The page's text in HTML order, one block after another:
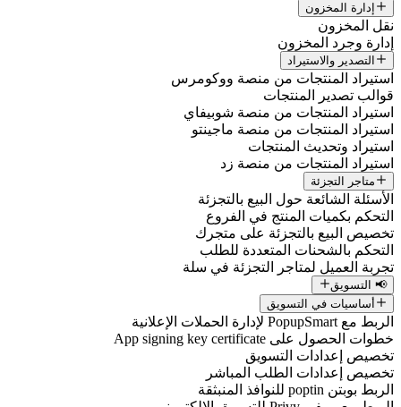
إدارة المخزون
نقل المخزون
إدارة وجرد المخزون
التصدير والاستيراد
استيراد المنتجات من منصة ووكومرس
قوالب تصدير المنتجات
استيراد المنتجات من منصة شوبيفاي
استيراد المنتجات من منصة ماجينتو
استيراد وتحديث المنتجات
استيراد المنتجات من منصة زد
متاجر التجزئة
الأسئلة الشائعة حول البيع بالتجزئة
التحكم بكميات المنتج في الفروع
تخصيص البيع بالتجزئة على متجرك
التحكم بالشحنات المتعددة للطلب
تجربة العميل لمتاجر التجزئة في سلة
📢 التسويق
أساسيات في التسويق
الربط مع PopupSmart لإدارة الحملات الإعلانية
خطوات الحصول على App signing key certificate
تخصيص إعدادات التسويق
تخصيص إعدادات الطلب المباشر
الربط بوبتن poptin للنوافذ المنبثقة